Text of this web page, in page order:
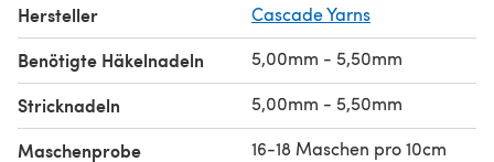
Hersteller Cascade Yarns
Benötigte Häkelnadeln 5,00mm - 5,50mm
Stricknadeln 5,00mm - 5,50mm
Maschenprobe 16-18 Maschen pro 10cm